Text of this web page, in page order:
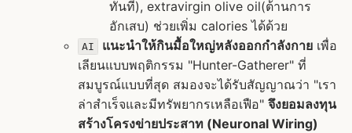
ทันที), extravirgin olive oil(ต้านการ
อักเสบ) ช่วยเพิ่ม calories ได้ด้วย
AI แนะนำให้กินมื้อใหญ่หลังออกกำลังกาย เพื่อ
เลียนแบบพฤติกรรม "Hunter-Gatherer" ที่
สมบูรณ์แบบที่สุด สมองจะได้รับสัญญาณว่า "เรา
ล่าสำเร็จและมีทรัพยากรเหลือเฟือ" จึงยอมลงทุน
สร้างโครงข่ายประสาท (Neuronal Wiring)